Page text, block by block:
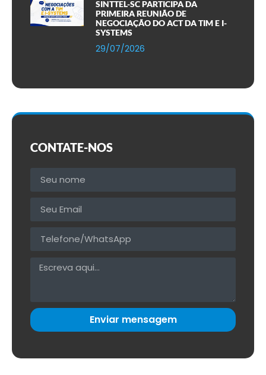
SINTTEL-SC PARTICIPA DA
PRIMEIRA REUNIÃO DE
NEGOCIAÇÃO DO ACT DA TIM E I-
SYSTEMS
29/07/2026
CONTATE-NOS
Enviar mensagem